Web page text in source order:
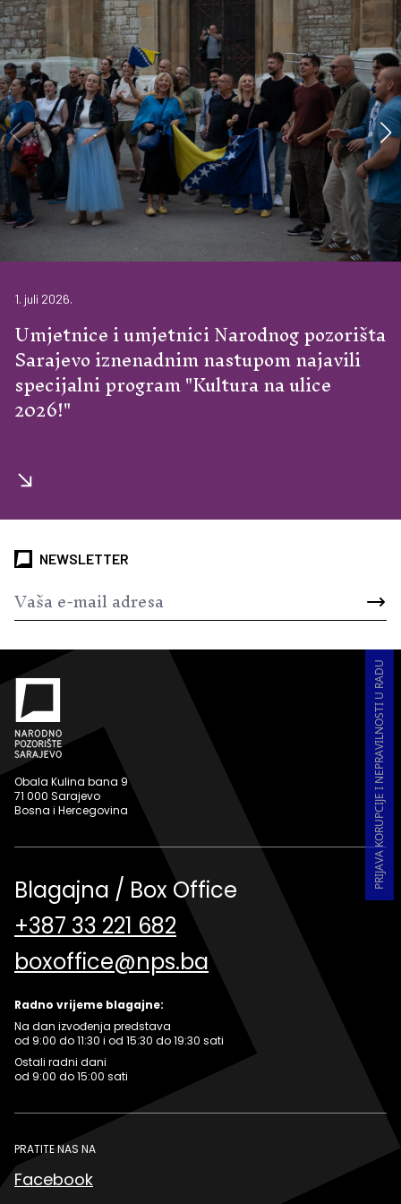
1. juli 2026.
Umjetnice i umjetnici Narodnog pozorišta
Sarajevo iznenadnim nastupom najavili
specijalni program "Kultura na ulice
2026!"
NEWSLETTER
PRIJAVA KORUPCIJE I NEPRAVILNOSTI U RADU
Obala Kulina bana 9
71 000 Sarajevo
Bosna i Hercegovina
Blagajna / Box Office
+387 33 221 682
boxoffice@nps.ba
Radno vrijeme blagajne:
Na dan izvođenja predstava
od 9:00 do 11:30 i od 15:30 do 19:30 sati
Ostali radni dani
od 9:00 do 15:00 sati
PRATITE NAS NA
Facebook